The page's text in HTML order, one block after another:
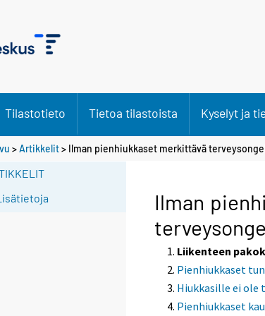
Tilastotieto Tietoa tilastoista Kyselyt ja
>Artikkelit> Ilman pienhiukkaset merkittävä
Ilman
Liikenteen
Pienhiukkaset
Hiukkasille ei ole
Pienhiukkaset
S